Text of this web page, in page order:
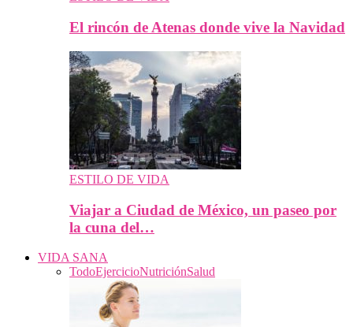
El rincón de Atenas donde vive la Navidad
ESTILO DE VIDA
Viajar a Ciudad de México, un paseo por
la cuna del…
VIDA SANA
TodoEjercicioNutriciónSalud